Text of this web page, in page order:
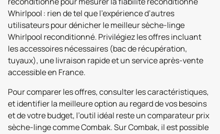
Whirlpool : rien de tel que l’expérience d’autres
utilisateurs pour dénicher le meilleur sèche-linge
Whirlpool reconditionné. Privilégiez les offres incluant
les accessoires nécessaires (bac de récupération,
tuyaux), une livraison rapide et un service après-vente
accessible en France.
Pour comparer les offres, consulter les caractéristiques,
et identifier la meilleure option au regard de vos besoins
et de votre budget, l’outil idéal reste un comparateur prix
sèche-linge comme Combak. Sur Combak, il est possible